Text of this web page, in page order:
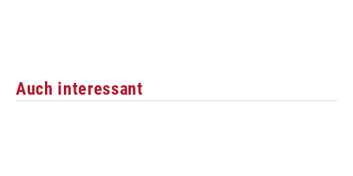
Auch interessant